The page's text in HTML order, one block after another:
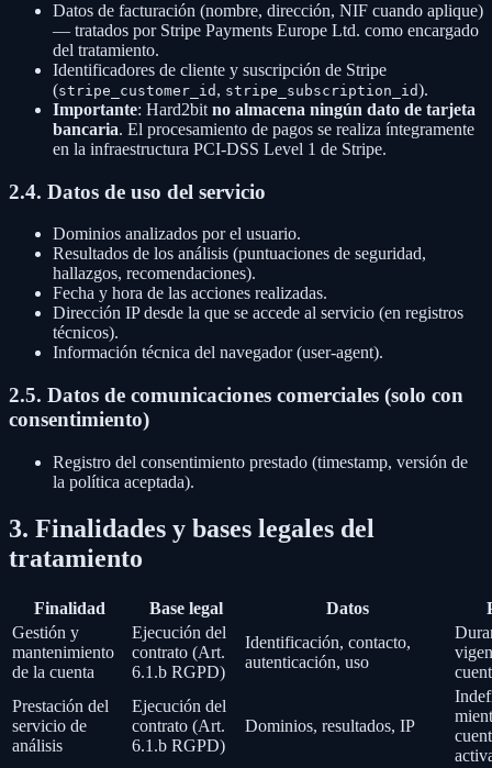
Datos de facturación (nombre, dirección, NIF cuando aplique)
— tratados por Stripe Payments Europe Ltd. como encargado
del tratamiento.
Identificadores de cliente y suscripción de Stripe
(stripe_customer_id , stripe_subscription_id).
Importante: Hard2bit no almacena ningún dato de tarjeta
bancaria. El procesamiento de pagos se realiza íntegramente
en la infraestructura PCI-DSS Level 1 de Stripe.
2.4. Datos de uso del servicio
Dominios analizados por el usuario.
Resultados de los análisis (puntuaciones de seguridad,
hallazgos, recomendaciones).
Fecha y hora de las acciones realizadas.
Dirección IP desde la que se accede al servicio (en registros
técnicos).
Información técnica del navegador (user-agent).
2.5. Datos de comunicaciones comerciales (solo con
consentimiento)
Registro del consentimiento prestado (timestamp, versión de
la política aceptada).
3. Finalidades y bases legales del
tratamiento
Finalidad Base legal Datos
Gestión y
mantenimiento
de la cuenta
Ejecución del
contrato (Art.
6.1.b RGPD)
Identificación, contacto,
autenticación, uso
Prestación del
servicio de
análisis
Ejecución del
contrato (Art.
6.1.b RGPD)
Dominios, resultados, IP